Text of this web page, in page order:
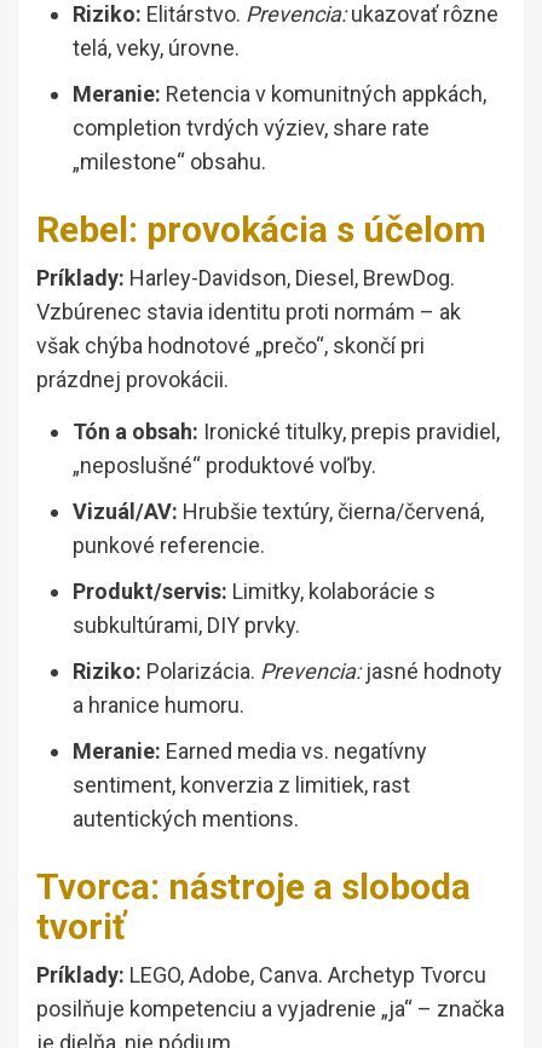
Riziko: Elitárstvo. Prevencia:ukazovať rôzne
telá, veky, úrovne.
Meranie: Retencia v komunitných appkách,
completion tvrdých výziev, share rate
„milestone“ obsahu.
Rebel: provokácia s účelom
Príklady: Harley-Davidson, Diesel, BrewDog.
Vzbúrenec stavia identitu proti normám – ak
však chýba hodnotové „prečo“, skončí pri
prázdnej provokácii.
Tón a obsah: Ironické titulky, prepis pravidiel,
„neposlušné“ produktové voľby.
Vizuál/AV: Hrubšie textúry, čierna/červená,
punkové referencie.
Produkt/servis: Limitky, kolaborácie s
subkultúrami, DIY prvky.
Riziko: Polarizácia. Prevencia:jasné hodnoty
a hranice humoru.
Meranie: Earned media vs. negatívny
sentiment, konverzia z limitiek, rast
autentických mentions.
Tvorca: nástroje a sloboda
tvoriť
Príklady: LEGO, Adobe, Canva. Archetyp Tvorcu
posilňuje kompetenciu a vyjadrenie „ja“ – značka